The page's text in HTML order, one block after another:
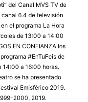
del Canal MVS TV de
6.4 de televisión
el programa La Hora
de 13:00 a 14:00
EN CONFIANZA los
#EnTuFeis de
14:00 a 16:00 horas.
se ha presentado
Emisférico 2019.
2000, 2019.